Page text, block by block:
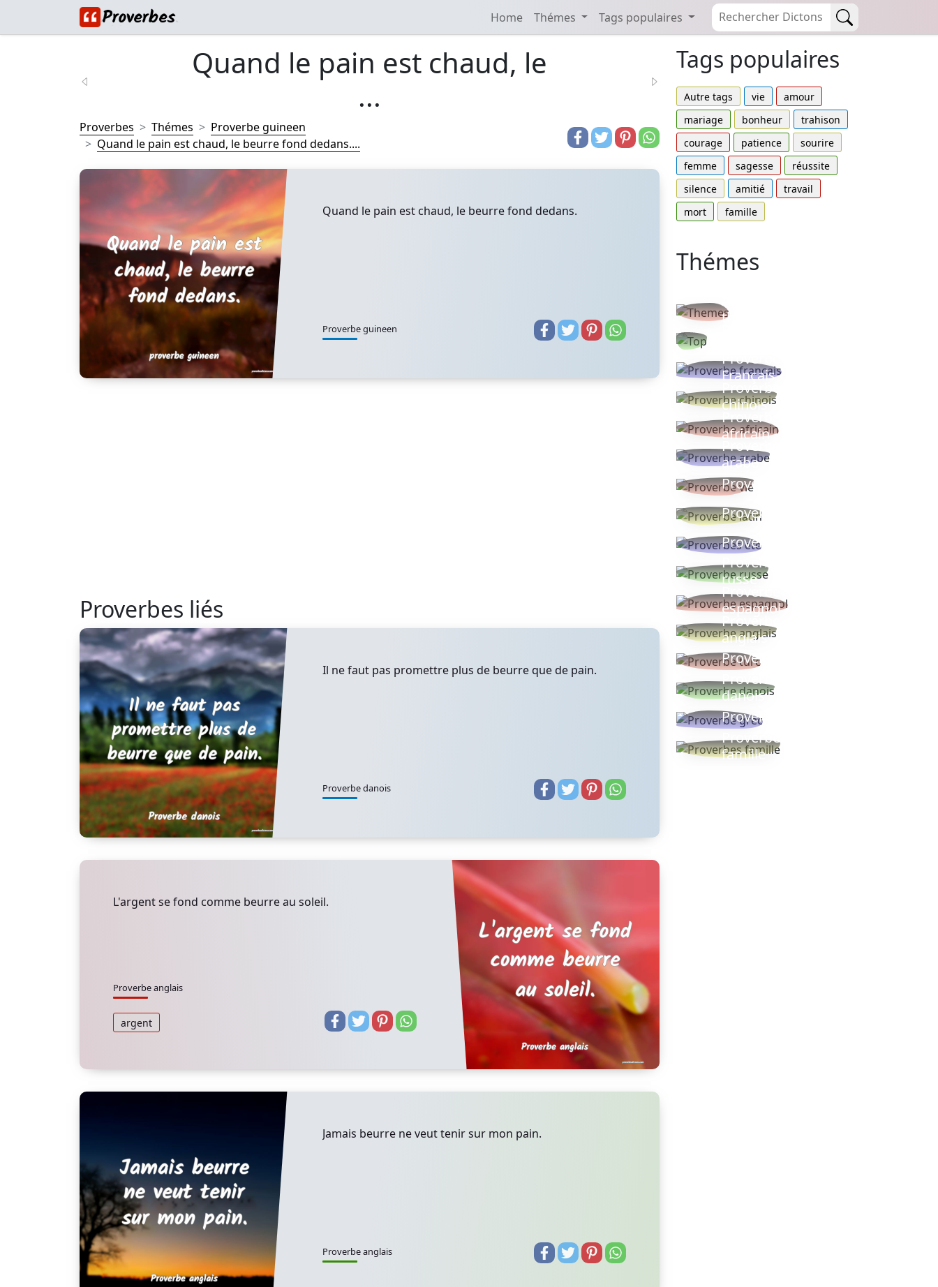
Home Thémes Tags populaires
Quand le pain est chaud, le
...
Proverbes Thémes
Proverbe guineen
Quand le pain est chaud, le beurre fond dedans....
Quand le pain est chaud, le beurre fond dedans.
Proverbe guineen
Proverbes liés
Il ne faut pas promettre plus de beurre que de pain.
Proverbe danois
L'argent se fond comme beurre au soleil.
Proverbe anglais
argent
Jamais beurre ne veut tenir sur mon pain.
Proverbe anglais
Tags populaires
Autre tags vie
amour
mariage
bonheur
trahison
courage
patience
sourire
femme
sagesse
réussite
silence
amitié
travail
mort
famille
Thémes
thèmes
Proverbe
Français
Proverbe
chinois
Proverbe
africain
Proverbe
arabe
Proverbe vie
Proverbe latin
Proverbes ete
Proverbe
russe
Proverbe
espagnol
Proverbe
anglais
Proverbe turc
Proverbe
danois
Proverbe grec
Proverbes
famille